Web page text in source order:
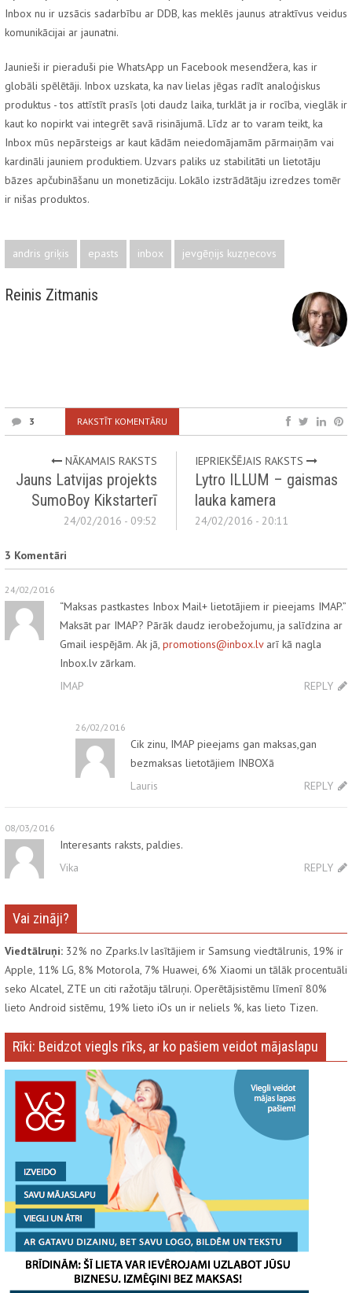
Inbox nu ir uzsācis sadarbību ar DDB, kas meklēs jaunus atraktīvus veidus
komunikācijai ar jaunatni.
Jaunieši ir pieraduši pie WhatsApp un Facebook mesendžera, kas ir
globāli spēlētāji. Inbox uzskata, ka nav lielas jēgas radīt analoģiskus
produktus - tos attīstīt prasīs ļoti daudz laika, turklāt ja ir rocība, vieglāk ir
kaut ko nopirkt vai integrēt savā risinājumā. Līdz ar to varam teikt, ka
Inbox mūs nepārsteigs ar kaut kādām neiedomājamām pārmaiņām vai
kardināli jauniem produktiem. Uzvars paliks uz stabilitāti un lietotāju
bāzes apčubināšanu un monetizāciju. Lokālo izstrādātāju izredzes tomēr
ir nišas produktos.
andris griķis epasts inbox jevgēņijs kuzņecovs
Reinis Zitmanis
3 RAKSTĪT KOMENTĀRU
NĀKAMAIS RAKSTS
Jauns Latvijas projekts
SumoBoy Kikstarterī
24/02/2016 - 09:52
IEPRIEKŠĒJAIS RAKSTS
Lytro ILLUM – gaismas
lauka kamera
24/02/2016 - 20:11
3 Komentāri
24/02/2016
“Maksas pastkastes Inbox Mail+ lietotājiem ir pieejams IMAP.”
Maksāt par IMAP? Pārāk daudz ierobežojumu, ja salīdzina ar
Gmail iespējām. Ak jā, promotions@inbox.lvarī kā nagla
Inbox.lv zārkam.
IMAP
REPLY
26/02/2016
Cik zinu, IMAP pieejams gan maksas,gan
bezmaksas lietotājiem INBOXā
Lauris
REPLY
08/03/2016
Interesants raksts, paldies.
Vika
REPLY
Vai zināji?
Viedtālruņi: 32% no Zparks.lv lasītājiem ir Samsung viedtālrunis, 19% ir
Apple, 11% LG, 8% Motorola, 7% Huawei, 6% Xiaomi un tālāk procentuāli
seko Alcatel, ZTE un citi ražotāju tālruņi. Operētājsistēmu līmenī 80%
lieto Android sistēmu, 19% lieto iOs un ir neliels %, kas lieto Tizen.
Rīki: Beidzot viegls rīks, ar ko pašiem veidot mājaslapu